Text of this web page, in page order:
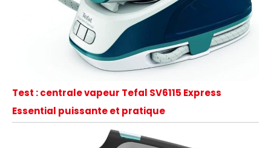
Test : centrale vapeur Tefal SV6115 Express
Essential puissante et pratique